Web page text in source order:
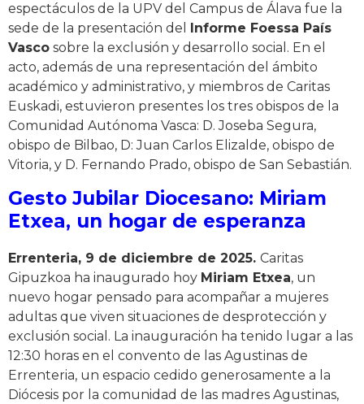
espectáculos de la UPV del Campus de Álava fue la
sede de la presentación del
Informe Foessa País
Vasco sobre la exclusión y desarrollo social. En el
acto, además de una representación del ámbito
académico y administrativo, y miembros de Caritas
Euskadi, estuvieron presentes los tres obispos de la
Comunidad Autónoma Vasca: D. Joseba Segura,
obispo de Bilbao, D: Juan Carlos Elizalde, obispo de
Vitoria, y D. Fernando Prado, obispo de San Sebastián.
Gesto Jubilar Diocesano: Miriam
Etxea, un hogar de esperanza
Errenteria, 9 de diciembre de 2025. Caritas
Gipuzkoa ha inaugurado hoy Miriam Etxea, un
nuevo hogar pensado para acompañar a mujeres
adultas que viven situaciones de desprotección y
exclusión social. La inauguración ha tenido lugar a las
12:30 horas en el convento de las Agustinas de
Errenteria, un espacio cedido generosamente a la
Diócesis por la comunidad de las madres Agustinas,